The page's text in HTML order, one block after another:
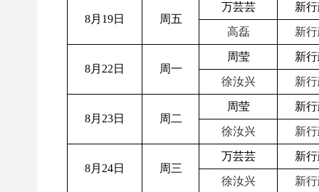
8月19日 周五
万芸芸 新
高磊 新
8月22日 周一
周莹 新
徐汝兴 新
8月23日 周二
周莹 新
徐汝兴 新
8月24日 周三
万芸芸 新
徐汝兴 新